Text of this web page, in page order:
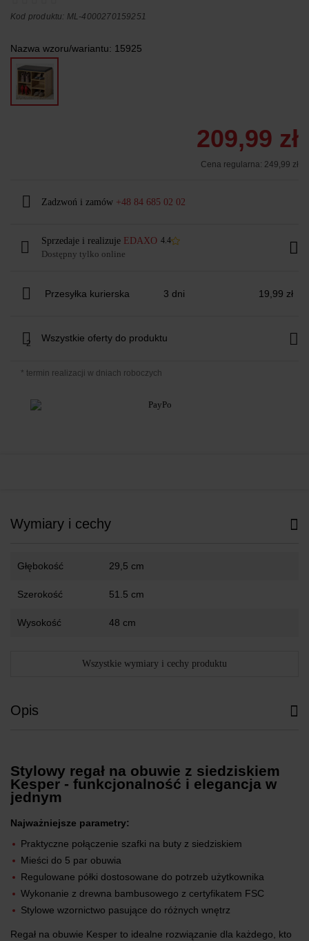
Kod produktu: ML-4000270159251
Nazwa wzoru/wariantu: 15925
209,99 zł
Cena regularna: 249,99 zł
Zadzwoń i zamów +48 84 685 02 02
Sprzedaje i realizuje EDAXO 4.4
Dostępny tylko online
Przesyłka kurierska 3 dni 19,99 zł
2 Wszystkie oferty do produktu
* termin realizacji w dniach roboczych
Wymiary i cechy
Głębokość 29,5 cm
Szerokość 51.5 cm
Wysokość 48 cm
Wszystkie wymiary i cechy produktu
Opis
Stylowy regał na obuwie z siedziskiem
Kesper - funkcjonalność i elegancja w
jednym
Najważniejsze parametry:
Praktyczne połączenie szafki na buty z siedziskiem
Mieści do 5 par obuwia
Regulowane półki dostosowane do potrzeb użytkownika
Wykonanie z drewna bambusowego z certyfikatem FSC
Stylowe wzornictwo pasujące do różnych wnętrz
Regał na obuwie Kesper to idealne rozwiązanie dla każdego, kto